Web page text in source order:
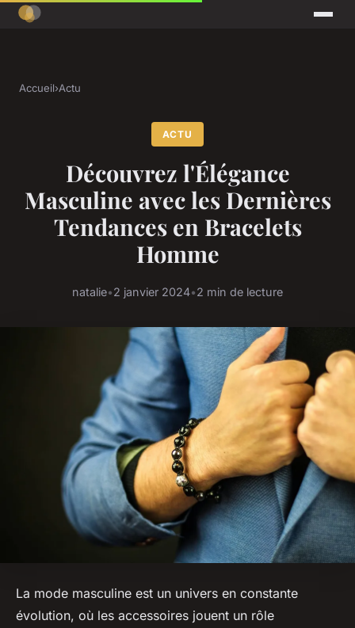
Accueil›Actu
ACTU
Découvrez l'Élégance
Masculine avec les Dernières
Tendances en Bracelets
Homme
natalie•2 janvier 2024•2 min de lecture
La mode masculine est un univers en constante
évolution, où les accessoires jouent un rôle